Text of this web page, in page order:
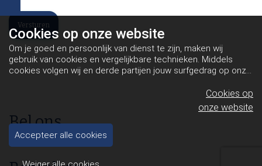
Bel ons
Telefoon: 085-0298600
Cookies op onze website
Om je goed en persoonlijk van dienst te zijn, maken wij
gebruik van cookies en vergelijkbare technieken. Middels
cookies volgen wij en derde partijen jouw surfgedrag op onze
en dit maakt het voor jou mogelijk om informatie te delen via
Cookies op
onze website
Accepteer alle cookies